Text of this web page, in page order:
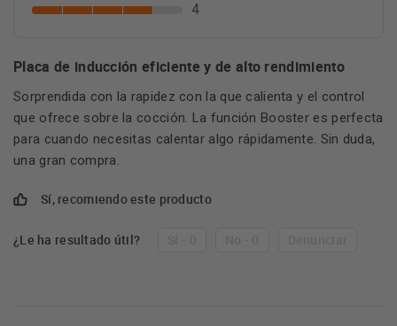
4
Placa de inducción eficiente y de alto rendimiento
Sorprendida con la rapidez con la que calienta y el control
que ofrece sobre la cocción. La función Booster es perfecta
para cuando necesitas calentar algo rápidamente. Sin duda,
una gran compra.
Sí, recomiendo este producto
¿Le ha resultado útil?